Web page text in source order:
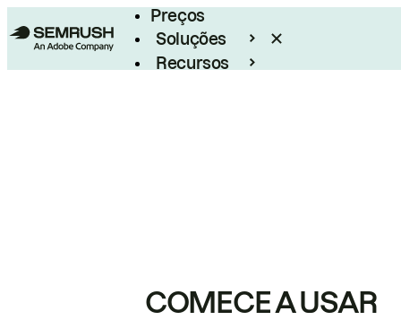
Preços
Soluções
Recursos
COMECE A USAR